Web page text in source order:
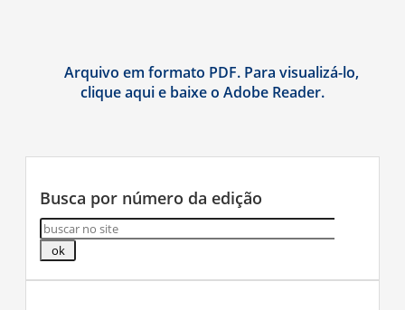
Arquivo em formato PDF. Para visualizá-lo,
clique aqui e baixe o Adobe Reader.
Busca por número da edição